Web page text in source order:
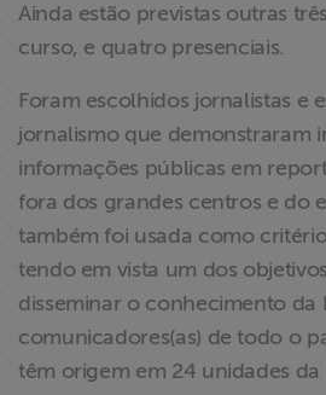
Ainda estão previstas outras
curso, e quatro presenciais.
Foram escolhidos jornalistas e
jornalismo que demonstraram
informações públicas em
fora dos grandes centros e do
também foi usada como
tendo em vista um dos
disseminar o conhecimento da
comunicadores(as) de todo o
têm origem em 24 unidades da